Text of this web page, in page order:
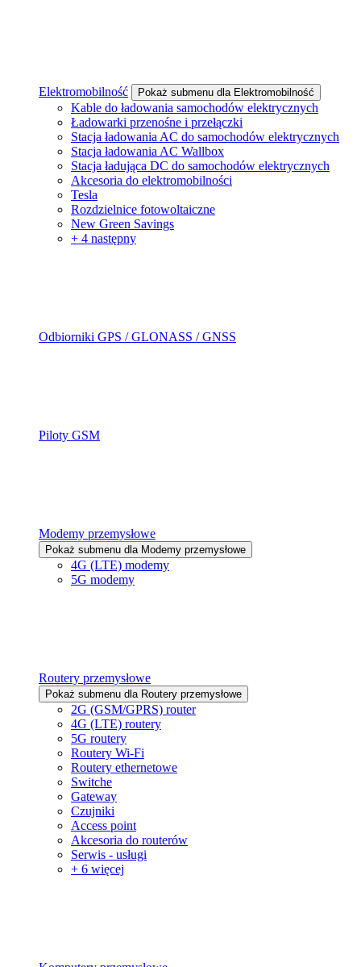
Elektromobilność Pokaż submenu dla Elektromobilność
Kable do ładowania samochodów elektrycznych
Ładowarki przenośne i przełączki
Stacja ładowania AC do samochodów elektrycznych
Stacja ładowania AC Wallbox
Stacja ładująca DC do samochodów elektrycznych
Akcesoria do elektromobilności
Tesla
Rozdzielnice fotowoltaiczne
New Green Savings
+ 4 następny
Odbiorniki GPS / GLONASS / GNSS
Piloty GSM
Modemy przemysłowe
Pokaż submenu dla Modemy przemysłowe
4G (LTE) modemy
5G modemy
Routery przemysłowe
Pokaż submenu dla Routery przemysłowe
2G (GSM/GPRS) router
4G (LTE) routery
5G routery
Routery Wi-Fi
Routery ethernetowe
Switche
Gateway
Czujniki
Access point
Akcesoria do routerów
Serwis - usługi
+ 6 więcej